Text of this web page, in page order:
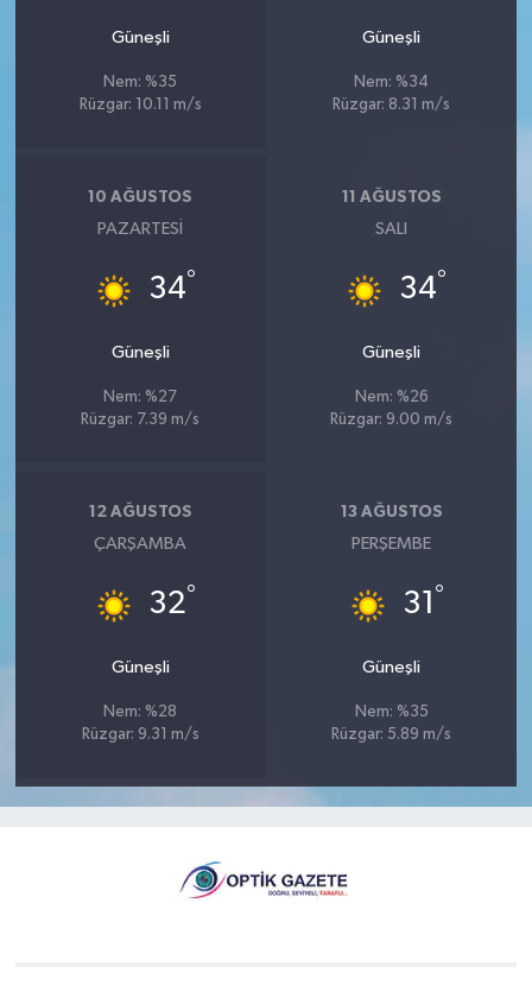
Güneşli
Nem: %35
Rüzgar: 10.11 m/s
Güneşli
Nem: %34
Rüzgar: 8.31 m/s
10 AĞUSTOS
PAZARTESI
34°
Güneşli
Nem: %27
Rüzgar: 7.39 m/s
11 AĞUSTOS
SALI
34°
Güneşli
Nem: %26
Rüzgar: 9.00 m/s
12 AĞUSTOS
ÇARŞAMBA
32°
Güneşli
Nem: %28
Rüzgar: 9.31 m/s
13 AĞUSTOS
PERŞEMBE
31 °
Güneşli
Nem: %35
Rüzgar: 5.89 m/s